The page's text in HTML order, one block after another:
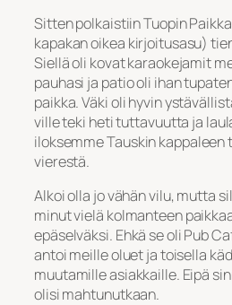
Sitten polkaistiin Tuopin
kapakan oikea kirjoitusasu)
Siellä oli kovat karaokejamit
pauhasi ja patio oli ihan
paikka. Väki oli hyvin
ville teki heti tuttavuutta ja
iloksemme Tauskin
vierestä.
Alkoi olla jo vähän vilu, mutta
minut vielä kolmanteen
epäselväksi. Ehkä se oli Pub
antoi meille oluet ja toisella
muutamille asiakkaille. Eipä
olisi mahtunutkaan.